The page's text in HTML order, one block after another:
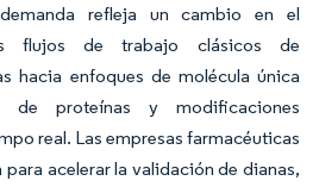
refleja un cambio en el
flujos de trabajo clásicos de
hacia enfoques de molécula única
de proteínas y modificaciones
real. Las empresas farmacéuticas
acelerar la validación de dianas,